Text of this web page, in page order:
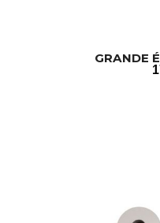
GRANDE